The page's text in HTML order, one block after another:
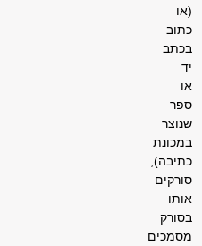
(או
כתוב
בכתב
יד
או
ספר
שנוצר
במכונת
כתיבה),
סורקים
אותו
בסורק
מסמכים